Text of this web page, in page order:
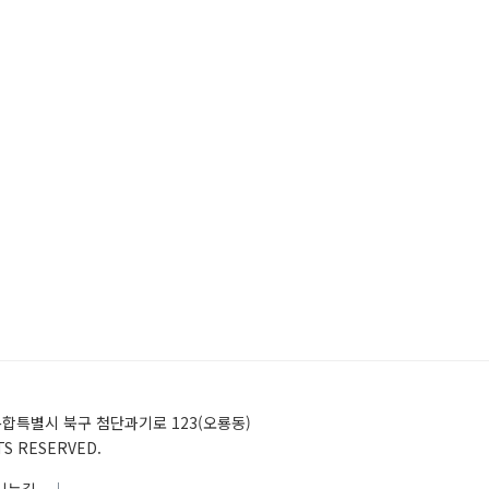
별시 북구 첨단과기로 123(오룡동)
RESERVED.